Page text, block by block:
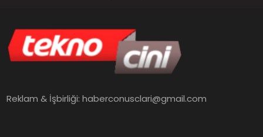
Reklam & İşbirliği:haberconusclari@gmail.com